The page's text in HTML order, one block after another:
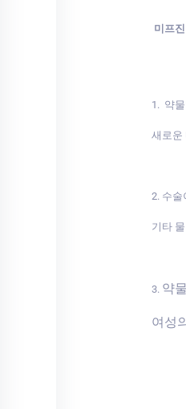
미프
1. 약
새로운
2. 수술
기타
3. 약
여성